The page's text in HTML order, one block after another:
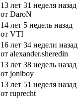
13 лет 31 неделя назад
от DaroN
14 лет 5 недель назад
от VTI
16 лет 34 недели назад
от alexander.sheredin
13 лет 38 недель назад
от joniboy
13 лет 51 неделя назад
от ruprecht